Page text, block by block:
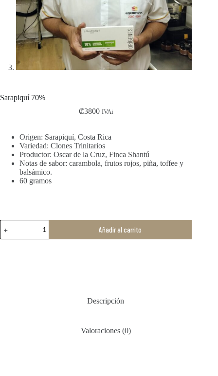
Sarapiquí 70%
₡3800 IVAi
Origen: Sarapiquí, Costa Rica
Variedad: Clones Trinitarios
Productor: Oscar de la Cruz, Finca Shantú
Notas de sabor: carambola, frutos rojos, piña, toffee y
balsámico.
60 gramos
Sarapiquí
70%
cantidad
Añadir al carrito
Descripción
Valoraciones (0)